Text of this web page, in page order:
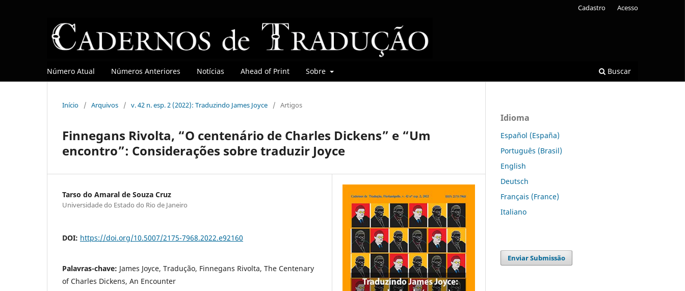
Número Atual Números Anteriores Notícias Ahead of Print Sobre Buscar
Cadastro Acesso
Início / Arquivos / v. 42 n. esp. 2 (2022): Traduzindo James Joyce / Artigos
Finnegans Rivolta, “O centenário de Charles Dickens” e “Um
encontro”: Considerações sobre traduzir Joyce
Tarso do Amaral de Souza Cruz
Universidade do Estado do Rio de Janeiro
DOI: https://doi.org/10.5007/2175-7968.2022.e92160
Palavras-chave: James Joyce, Tradução, Finnegans Rivolta, The Centenary
of Charles Dickens, An Encounter
Idioma
Español (España)
Português (Brasil)
English
Deutsch
Français (France)
Italiano
Enviar Submissão